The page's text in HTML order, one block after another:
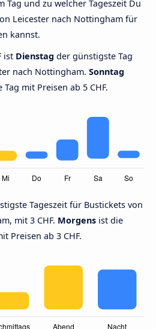
Tag und zu welcher Tageszeit Du
Leicester nach Nottingham für
kannst.
ist Dienstag der günstigste Tag
nach Nottingham. Sonntag
mit Preisen ab 5 CHF.
Tageszeit für Bustickets von
mit 3 CHF. Morgens ist die
Preisen ab 3 CHF.